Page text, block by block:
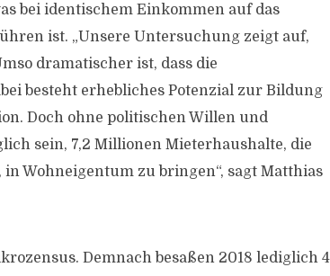
bei identischem Einkommen auf das
ist. „Unsere Untersuchung zeigt auf,
dramatischer ist, dass die
besteht erhebliches Potenzial zur Bildung
Doch ohne politischen Willen und
sein, 7,2 Millionen Mieterhaushalte, die
Wohneigentum zu bringen“, sagt Matthias
Demnach besaßen 2018 lediglich